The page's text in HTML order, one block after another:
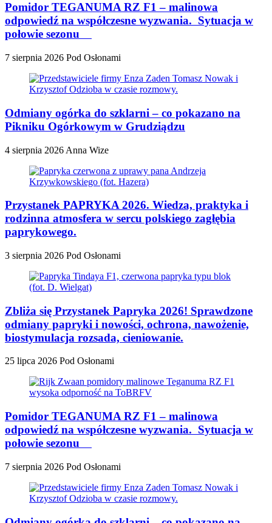
Pomidor TEGANUMA RZ F1 – malinowa
odpowiedź na współczesne wyzwania. Sytuacja w
połowie sezonu
7 sierpnia 2026 Pod Osłonami
Odmiany ogórka do szklarni – co pokazano na
Pikniku Ogórkowym w Grudziądzu
4 sierpnia 2026 Anna Wize
Przystanek PAPRYKA 2026. Wiedza, praktyka i
rodzinna atmosfera w sercu polskiego zagłębia
paprykowego.
3 sierpnia 2026 Pod Osłonami
Zbliża się Przystanek Papryka 2026! Sprawdzone
odmiany papryki i nowości, ochrona, nawożenie,
biostymulacja rozsada, cieniowanie.
25 lipca 2026 Pod Osłonami
Pomidor TEGANUMA RZ F1 – malinowa
odpowiedź na współczesne wyzwania. Sytuacja w
połowie sezonu
7 sierpnia 2026 Pod Osłonami